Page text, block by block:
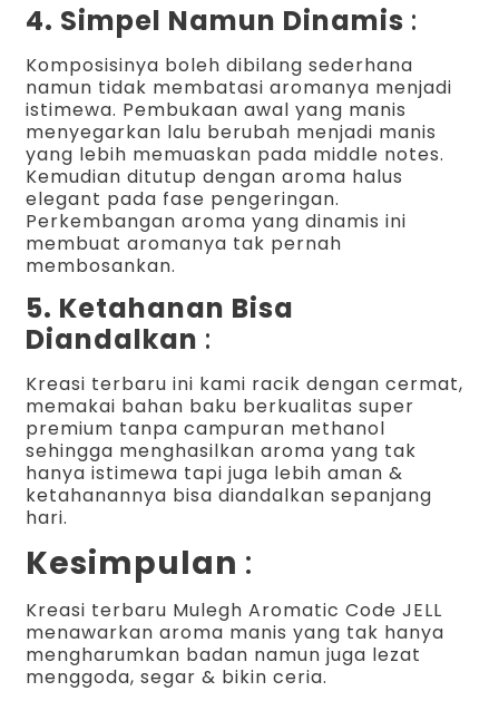
4. Simpel Namun Dinamis :
Komposisinya boleh dibilang sederhana
namun tidak membatasi aromanya menjadi
istimewa. Pembukaan awal yang manis
menyegarkan lalu berubah menjadi manis
yang lebih memuaskan pada middle notes.
Kemudian ditutup dengan aroma halus
elegant pada fase pengeringan.
Perkembangan aroma yang dinamis ini
membuat aromanya tak pernah
membosankan.
5. Ketahanan Bisa
Diandalkan :
Kreasi terbaru ini kami racik dengan cermat,
memakai bahan baku berkualitas super
premium tanpa campuran methanol
sehingga menghasilkan aroma yang tak
hanya istimewa tapi juga lebih aman &
ketahanannya bisa diandalkan sepanjang
hari.
Kesimpulan :
Kreasi terbaru Mulegh Aromatic Code JELL
menawarkan aroma manis yang tak hanya
mengharumkan badan namun juga lezat
menggoda, segar & bikin ceria.